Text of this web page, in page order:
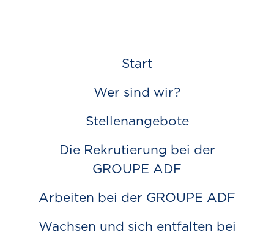
Start
Wer sind wir?
Stellenangebote
Die Rekrutierung bei der
GROUPE ADF
Arbeiten bei der GROUPE ADF
Wachsen und sich entfalten bei